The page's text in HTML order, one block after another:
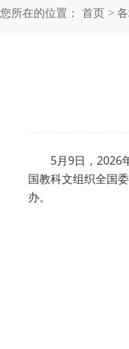
您所在的位置： 首页
5月9日，2026
国教科文组织全国
办。